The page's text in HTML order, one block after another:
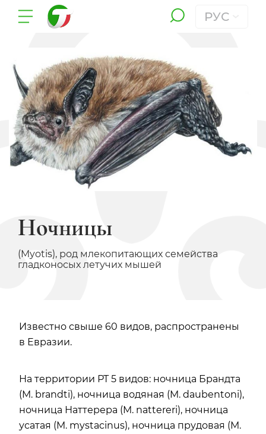
РУС
Ночницы
(Myotis), род млекопитающих семейства
гладконосых летучих мышей
Известно свыше 60 видов, распространены
в Евразии.
На территории РТ 5 видов: ночница Брандта
(M. brandti), ночница водяная (M. daubentoni),
ночница Наттерера (M. nattereri), ночница
усатая (M. mystacinus), ночница прудовая (M.